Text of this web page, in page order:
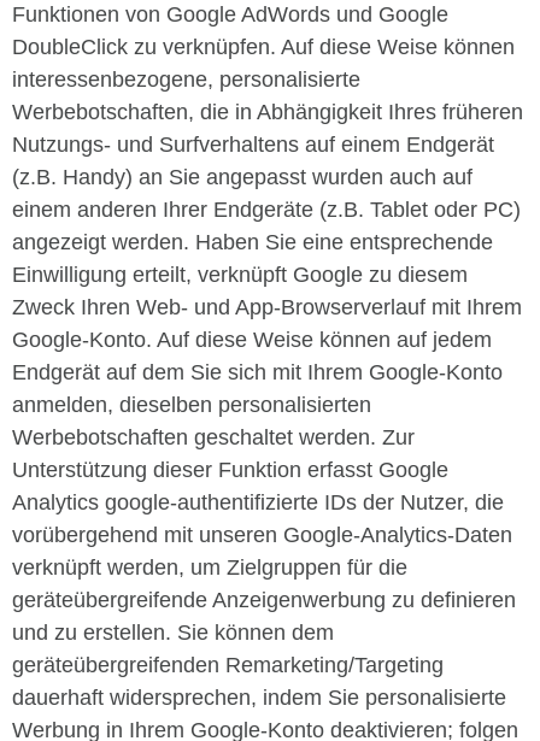
Funktionen von Google AdWords und Google
DoubleClick zu verknüpfen. Auf diese Weise können
interessenbezogene, personalisierte
Werbebotschaften, die in Abhängigkeit Ihres früheren
Nutzungs- und Surfverhaltens auf einem Endgerät
(z.B. Handy) an Sie angepasst wurden auch auf
einem anderen Ihrer Endgeräte (z.B. Tablet oder PC)
angezeigt werden. Haben Sie eine entsprechende
Einwilligung erteilt, verknüpft Google zu diesem
Zweck Ihren Web- und App-Browserverlauf mit Ihrem
Google-Konto. Auf diese Weise können auf jedem
Endgerät auf dem Sie sich mit Ihrem Google-Konto
anmelden, dieselben personalisierten
Werbebotschaften geschaltet werden. Zur
Unterstützung dieser Funktion erfasst Google
Analytics google-authentifizierte IDs der Nutzer, die
vorübergehend mit unseren Google-Analytics-Daten
verknüpft werden, um Zielgruppen für die
geräteübergreifende Anzeigenwerbung zu definieren
und zu erstellen. Sie können dem
geräteübergreifenden Remarketing/Targeting
dauerhaft widersprechen, indem Sie personalisierte
Werbung in Ihrem Google-Konto deaktivieren; folgen